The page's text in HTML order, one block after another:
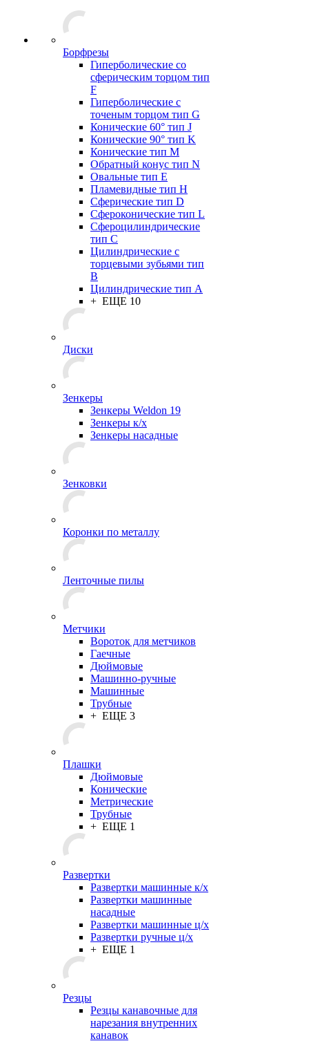
Борфрезы
Гиперболические cо
сферическим торцом тип
F
Гиперболические с
точеным торцом тип G
Конические 60° тип J
Конические 90° тип K
Конические тип M
Обратный конус тип N
Овальные тип E
Пламевидные тип H
Сферические тип D
Сфероконические тип L
Сфероцилиндрические
тип C
Цилиндрические с
торцевыми зубьями тип
B
Цилиндрические тип А
+ ЕЩЕ 10
Диски
Зенкеры
Зенкеры Weldon 19
Зенкеры к/х
Зенкеры насадные
Зенковки
Коронки по металлу
Ленточные пилы
Метчики
Вороток для метчиков
Гаечные
Дюймовые
Машинно-ручные
Машинные
Трубные
+ ЕЩЕ 3
Плашки
Дюймовые
Конические
Метрические
Трубные
+ ЕЩЕ 1
Развертки
Развертки машинные к/х
Развертки машинные
насадные
Развертки машинные ц/х
Развертки ручные ц/х
+ ЕЩЕ 1
Резцы
Резцы канавочные для
нарезания внутренних
канавок